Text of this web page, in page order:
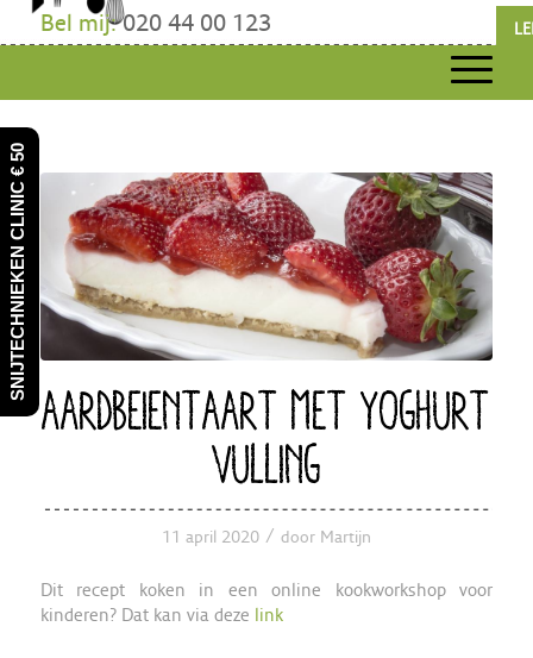
Bel mij:020 44 00 123
AARDBEIENTAART MET YOGHURT
VULLING
11 april 2020 / door Martijn
Dit recept koken in een online kookworkshop voor
kinderen? Dat kan via deze link
SNIJTECHNIEKEN CLINIC € 50